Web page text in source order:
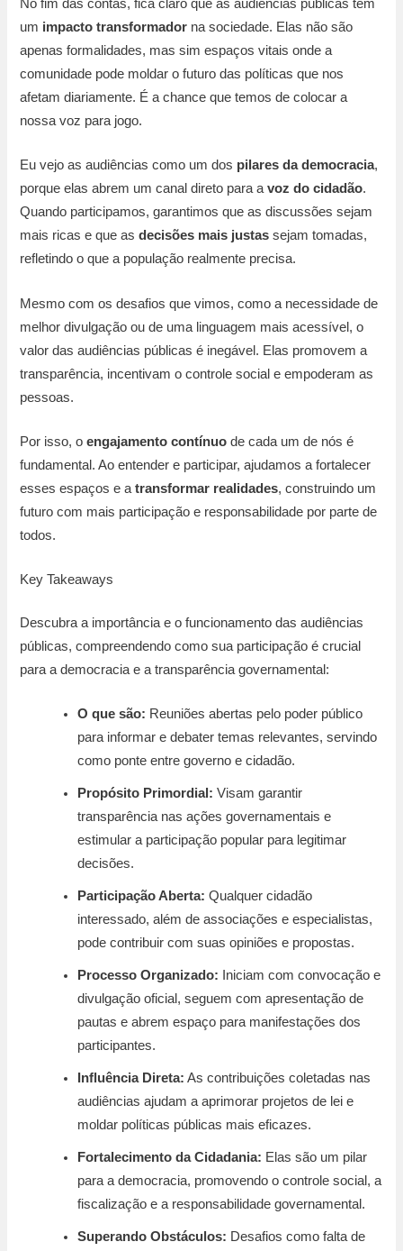
No fim das contas, fica claro que as audiências públicas têm
um impacto transformador na sociedade. Elas não são
apenas formalidades, mas sim espaços vitais onde a
comunidade pode moldar o futuro das políticas que nos
afetam diariamente. É a chance que temos de colocar a
nossa voz para jogo.
Eu vejo as audiências como um dos pilares da democracia,
porque elas abrem um canal direto para avoz do cidadão.
Quando participamos, garantimos que as discussões sejam
mais ricas e que asdecisões mais justas sejam tomadas,
refletindo o que a população realmente precisa.
Mesmo com os desafios que vimos, como a necessidade de
melhor divulgação ou de uma linguagem mais acessível, o
valor das audiências públicas é inegável. Elas promovem a
transparência, incentivam o controle social e empoderam as
pessoas.
Por isso, oengajamento contínuo de cada um de nós é
fundamental. Ao entender e participar, ajudamos a fortalecer
esses espaços e atransformar realidades, construindo um
futuro com mais participação e responsabilidade por parte de
todos.
Key Takeaways
Descubra a importância e o funcionamento das audiências
públicas, compreendendo como sua participação é crucial
para a democracia e a transparência governamental:
O que são: Reuniões abertas pelo poder público
para informar e debater temas relevantes, servindo
como ponte entre governo e cidadão.
Propósito Primordial: Visam garantir
transparência nas ações governamentais e
estimular a participação popular para legitimar
decisões.
Participação Aberta: Qualquer cidadão
interessado, além de associações e especialistas,
pode contribuir com suas opiniões e propostas.
Processo Organizado: Iniciam com convocação e
divulgação oficial, seguem com apresentação de
pautas e abrem espaço para manifestações dos
participantes.
Influência Direta: As contribuições coletadas nas
audiências ajudam a aprimorar projetos de lei e
moldar políticas públicas mais eficazes.
Fortalecimento da Cidadania: Elas são um pilar
para a democracia, promovendo o controle social, a
fiscalização e a responsabilidade governamental.
Superando Obstáculos: Desafios como falta de